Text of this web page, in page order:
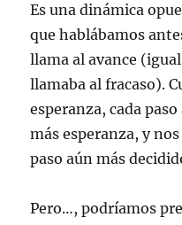
Es una dinámica
que hablábamos
llama al avance
llamaba al fracaso).
esperanza, cada
más esperanza, y
paso aún más
Pero…, podríamos